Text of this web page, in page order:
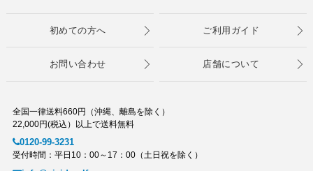
初めての方へ ご利用ガイド
お問い合わせ 店舗について
全国一律送料660円（沖縄、離島を除く）
22,000円(税込）以上で送料無料
0120-99-3231
受付時間：平日10：00～17：00（土日祝を除く）